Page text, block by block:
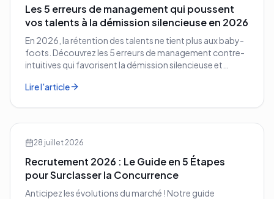
Les 5 erreurs de management qui poussent
vos talents à la démission silencieuse en 2026
En 2026, la rétention des talents ne tient plus aux baby-
foots. Découvrez les 5 erreurs de management contre-
intuitives qui favorisent la démission silencieuse et
Lire l'article
28 juillet 2026
Recrutement 2026 : Le Guide en 5 Étapes
pour Surclasser la Concurrence
Anticipez les évolutions du marché ! Notre guide